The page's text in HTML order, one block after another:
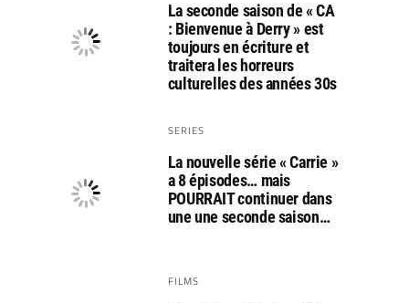
La seconde saison de « CA
: Bienvenue à Derry » est
toujours en écriture et
traitera les horreurs
culturelles des années 30s
SERIES
La nouvelle série « Carrie »
a 8 épisodes… mais
POURRAIT continuer dans
une une seconde saison…
FILMS